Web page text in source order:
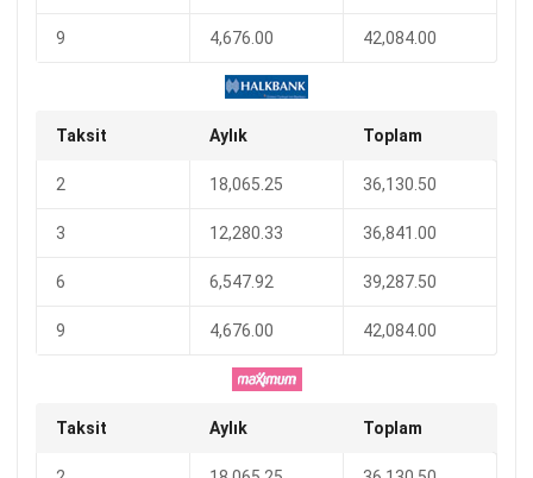
9 4,676.00 42,084.00
Taksit Aylık Toplam
2 18,065.25 36,130.50
3 12,280.33 36,841.00
6 6,547.92 39,287.50
9 4,676.00 42,084.00
Taksit Aylık Toplam